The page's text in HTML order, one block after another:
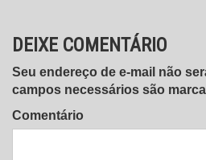
DEIXE COMENTÁRIO
Seu endereço de e-mail não
campos necessários são
Comentário